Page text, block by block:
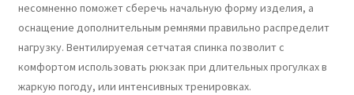
несомненно поможет сберечь начальную форму изделия, а
оснащение дополнительным ремнями правильно распределит
нагрузку. Вентилируемая сетчатая спинка позволит с
комфортом использовать рюкзак при длительных прогулках в
жаркую погоду, или интенсивных тренировках.